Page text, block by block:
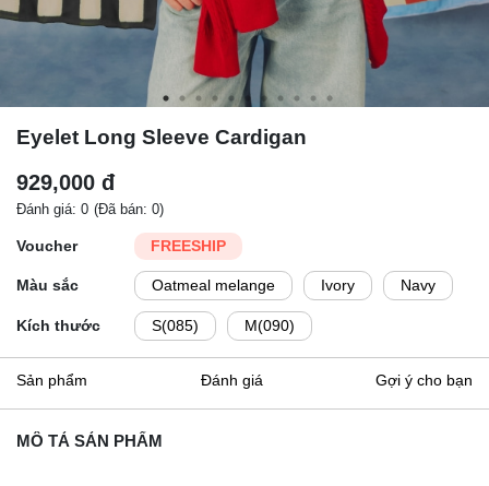
Eyelet Long Sleeve Cardigan
929,000 đ
Đánh giá: 0 (Đã bán: 0)
Voucher FREESHIP
Màu sắc Oatmeal melange Ivory Navy
Kích thước S(085) M(090)
Sản phẩm Đánh giá Gợi ý cho bạn
MÔ TẢ SẢN PHẨM